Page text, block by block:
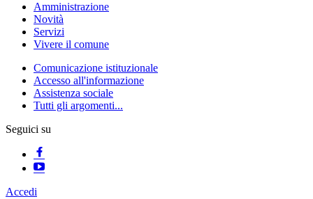
Amministrazione
Novità
Servizi
Vivere il comune
Comunicazione istituzionale
Accesso all'informazione
Assistenza sociale
Tutti gli argomenti...
Seguici su
Accedi